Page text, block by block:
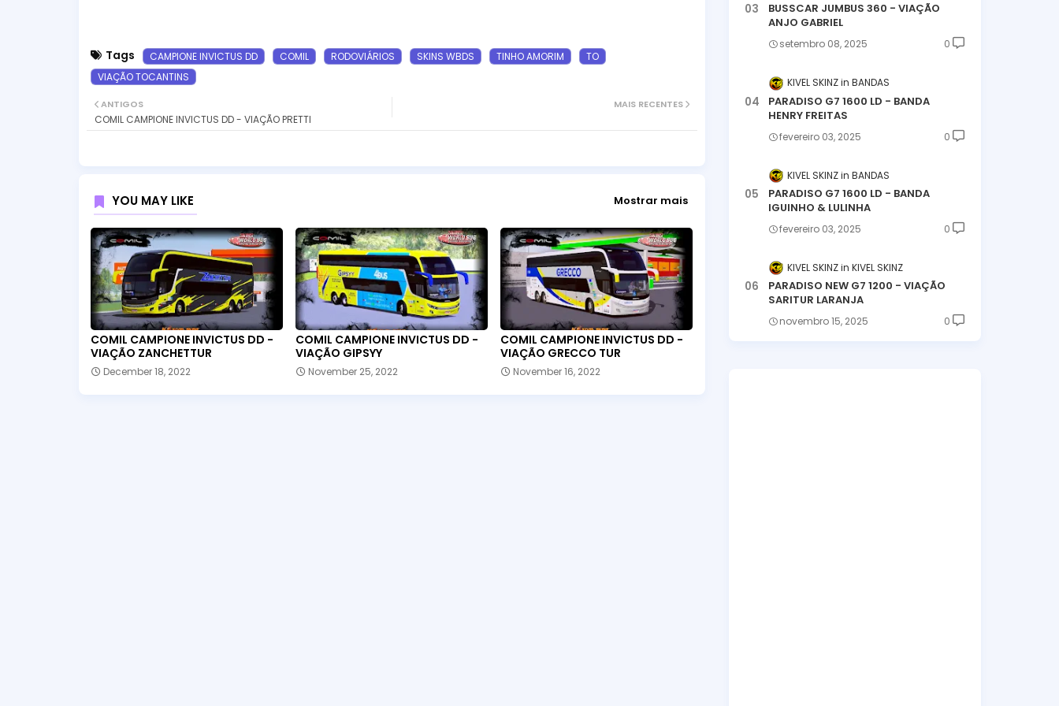
Tags CAMPIONE INVICTUS DD COMIL RODOVIÁRIOS SKINS WBDS TINHO AMORIM
TO
VIAÇÃO TOCANTINS
MAIS RECENTES
ANTIGOS
COMIL CAMPIONE INVICTUS DD - VIAÇÃO PRETTI
YOU MAY LIKE Mostrar mais
COMIL CAMPIONE INVICTUS DD -
VIAÇÃO ZANCHETTUR
December 18, 2022
COMIL CAMPIONE INVICTUS DD -
VIAÇÃO GIPSYY
November 25, 2022
COMIL CAMPIONE INVICTUS DD -
VIAÇÃO GRECCO TUR
November 16, 2022
BUSSCAR JUMBUS 360 - VIAÇÃO
ANJO GABRIEL
setembro 08, 2025 0
KIVEL SKINZ BANDAS
PARADISO G7 1600 LD - BANDA
HENRY FREITAS
fevereiro 03, 2025 0
KIVEL SKINZ BANDAS
PARADISO G7 1600 LD - BANDA
IGUINHO & LULINHA
fevereiro 03, 2025 0
KIVEL SKINZ KIVEL SKINZ
PARADISO NEW G7 1200 - VIAÇÃO
SARITUR LARANJA
novembro 15, 2025 0